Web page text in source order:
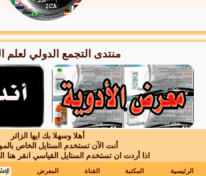
منتدى التجمع الدولي لعلم
أهلا وسهلا بك ايها الزائر
أنت الآن تستخدم الستايل الخاص
اذا أردت ان تستخدم الستايل القياسي انقر هنا
الرئيسية المكتبة القناة المعرض